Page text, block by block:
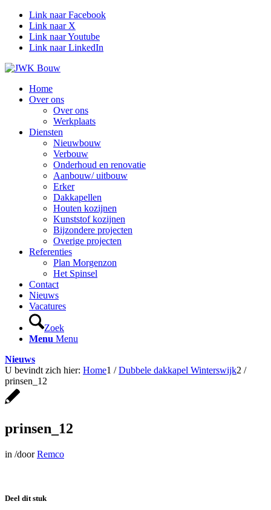
Link naar Facebook
Link naar X
Link naar Youtube
Link naar LinkedIn
Home
Over ons
Over ons
Werkplaats
Diensten
Nieuwbouw
Verbouw
Onderhoud en renovatie
Aanbouw/ uitbouw
Erker
Dakkapellen
Houten kozijnen
Kunststof kozijnen
Bijzondere projecten
Overige projecten
Referenties
Plan Morgenzon
Het Spinsel
Contact
Nieuws
Vacatures
Zoek
Menu Menu
Nieuws
U bevindt zich hier: Home1 / Dubbele dakkapel Winterswijk2 /
prinsen_12
prinsen_12
in /doorRemco
Deel dit stuk